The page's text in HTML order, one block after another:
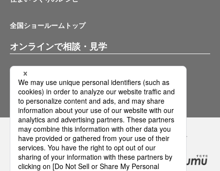
全国ショールームトップ
オンラインで相談・見学
バーチャルショールーム
オンライン相談サービス
Panasonicの住まい・くらし SNSアカウント